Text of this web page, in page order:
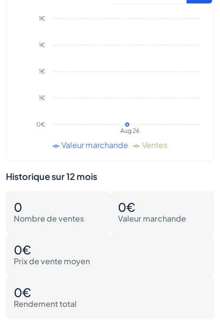
Aug 26
0€
1€
1€
1€
1€
Valeur marchande Ventes
Historique sur 12 mois
0
Nombre de ventes
0€
Valeur marchande
0€
Prix de vente moyen
0€
Rendement total